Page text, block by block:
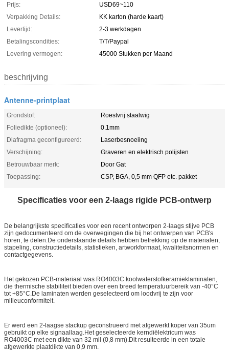
Prijs:
USD69~110
Verpakking Details:
KK karton (harde kaart)
Levertijd:
2-3 werkdagen
Betalingscondities:
T/T/Paypal
Levering vermogen:
45000 Stukken per Maand
beschrijving
Antenne-printplaat
Grondstof:
Roestvrij staalwig
Foliedikte (optioneel):
0.1mm
Diafragma geconfigureerd:
Laserbesnoeiing
Verschijning:
Graveren en elektrisch polijsten
Betrouwbaar merk:
Door Gat
Toepassing:
CSP, BGA, 0,5 mm QFP etc. pakket
Specificaties voor een 2-laags rigide PCB-ontwerp
De belangrijkste specificaties voor een recent ontworpen 2-laags stijve PCB
zijn gedocumenteerd om de overwegingen die bij het ontwerpen van PCB's
horen, te delen.De onderstaande details hebben betrekking op de materialen,
stapeling, constructiedetails, statistieken, artworkformaat, kwaliteitsnormen en
contactgegevens.
Het gekozen PCB-materiaal was RO4003C koolwaterstofkeramieklaminaten,
die thermische stabiliteit bieden over een breed temperatuurbereik van -40°C
tot +85°C.De laminaten werden geselecteerd om loodvrij te zijn voor
milieuconformiteit.
Er werd een 2-laagse stackup geconstrueerd met afgewerkt koper van 35um
gebruikt op elke signaallaag.Het geselecteerde kerndiëlektricum was
RO4003C met een dikte van 32 mil (0,8 mm).Dit resulteerde in een totale
afgewerkte plaatdikte van 0,9 mm.